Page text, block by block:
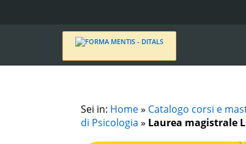
Sei in: Home» Catalogo corsi e
di Psicologia » Laurea magistrale